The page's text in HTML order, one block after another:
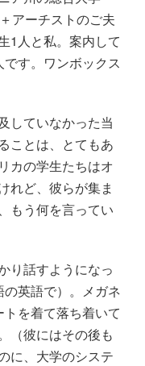
アーチストのご夫
1人と私。案内して
す。ワンボックス
していなかった当
ことは、とてもあ
カの学生たちはオ
れど、彼らが集ま
もう何を言ってい
り話すようになっ
英語で）。メガネ
を着て落ち着いて
（彼にはその後も
に、大学のシステ